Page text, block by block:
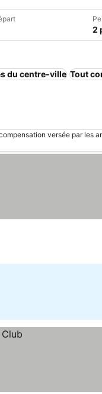
2
du centre-ville Tout
versée par les